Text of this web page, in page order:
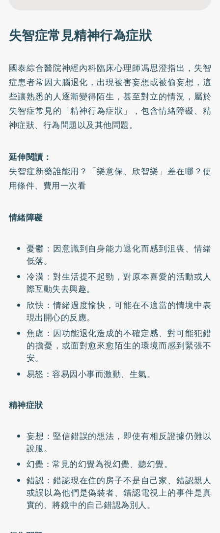
失智症常見精神行為症狀
國泰綜合醫院神經內科臨床心理師馮思澄指出， 失智
症患者常因大腦退化，出現被害妄想或被偷妄想，這
些讓熟悉的人逐漸變得陌生，甚至對立的情況，屬於
失智症常見的「精神行為症狀」，包含情緒障礙、精
神症狀、行為問題以及其他問題。
延伸閱讀：
失智症新藥誰能用？「樂意保、欣智樂」差在哪？使
用條件、費用一次看
情緒障礙
憂鬱：因意識到自身能力退化而感到沮喪、情緒
低落。
冷漠：對生活提不起勁，對原本喜愛的活動或人
際互動失去興趣。
欣快：情緒過度愉快，可能在不適當的情境中表
現出開心的反應。
焦慮：因功能退化造成的不確定感、對可能犯錯
的擔憂，或面對愈來愈陌生的環境而感到緊張不
安。
易怒：容易因小事而激動、生氣。
精神症狀
妄想：堅信錯誤的想法，即使有相反證據仍難以
說服。
幻覺：常見的幻覺為視幻覺、聽幻覺。
錯認：錯認現在住的房子不是自己家、錯認親人
或誤以為他們是偽裝者、錯認電視上的事件是真
實的、將鏡中的自己錯認為別人。